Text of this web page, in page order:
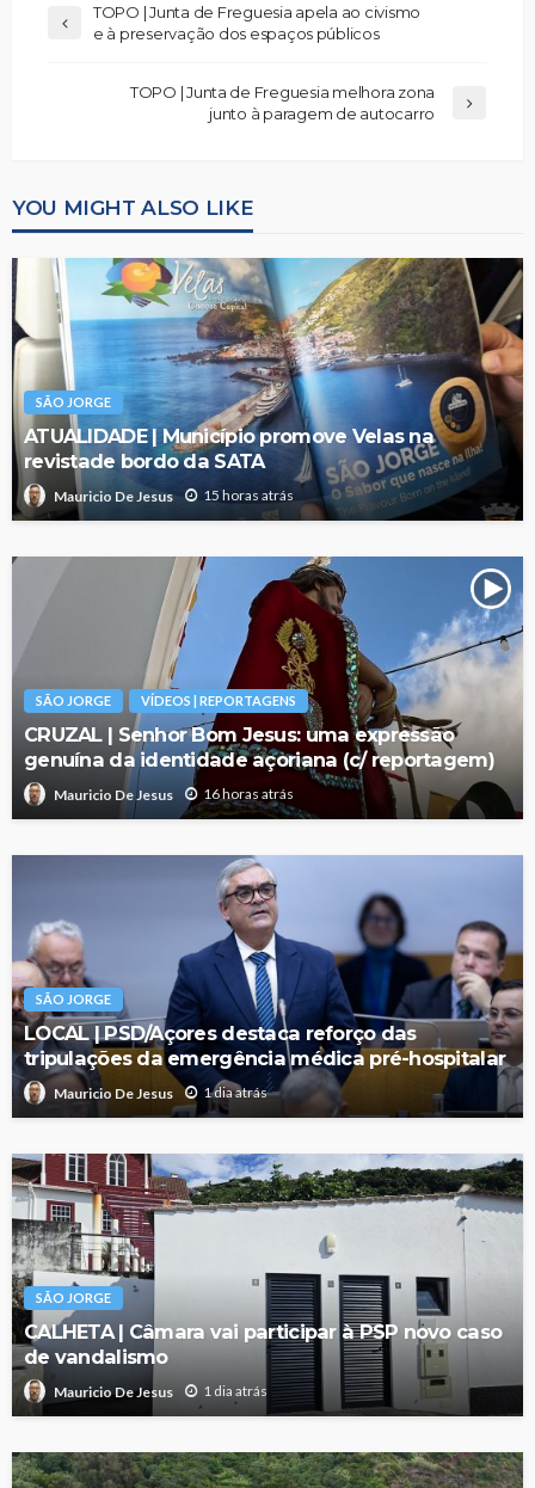
TOPO | Junta de Freguesia apela ao civismo
e à preservação dos espaços públicos
TOPO | Junta de Freguesia melhora zona
junto à paragem de autocarro
YOU MIGHT ALSO LIKE
SÃO JORGE
ATUALIDADE | Município promove Velas na
revistade bordo da SATA
Mauricio De Jesus 15 horas atrás
SÃO JORGE VÍDEOS | REPORTAGENS
CRUZAL | Senhor Bom Jesus: uma expressão
genuína da identidade açoriana (c/ reportagem)
Mauricio De Jesus 16 horas atrás
SÃO JORGE
LOCAL | PSD/Açores destaca reforço das
tripulações da emergência médica pré-hospitalar
Mauricio De Jesus 1 dia atrás
SÃO JORGE
CALHETA | Câmara vai participar à PSP novo caso
de vandalismo
Mauricio De Jesus 1 dia atrás